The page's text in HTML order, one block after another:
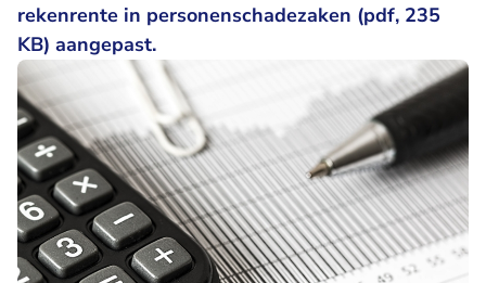
rekenrente in personenschadezaken (pdf, 235
KB) aangepast.